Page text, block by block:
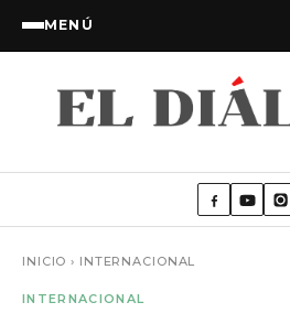
MENÚ
INICIO › INTERNACIONAL
INTERNACIONAL